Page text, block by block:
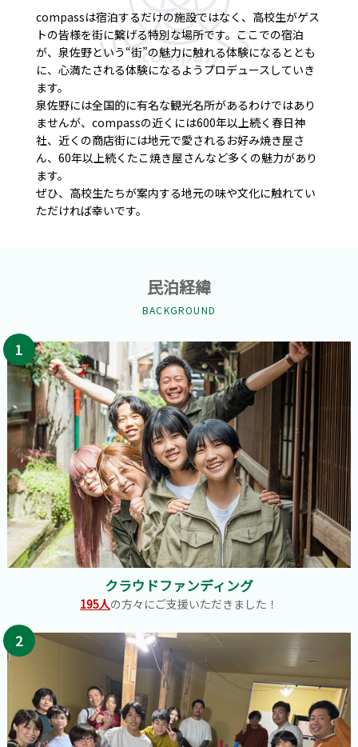
compassは宿泊するだけの施設ではなく、高校生がゲス
トの皆様を街に繋げる特別な場所です。ここでの宿泊
が、泉佐野という“街”の魅力に触れる体験になるととも
に、心満たされる体験になるようプロデュースしていき
ます。
泉佐野には全国的に有名な観光名所があるわけではあり
ませんが、compassの近くには600年以上続く春日神
社、近くの商店街には地元で愛されるお好み焼き屋さ
ん、60年以上続くたこ焼き屋さんなど多くの魅力があり
ます。
ぜひ、高校生たちが案内する地元の味や文化に触れてい
ただければ幸いです。
民泊経緯
BACKGROUND
1
クラウドファンディング
195人の方々にご支援いただきました！
2